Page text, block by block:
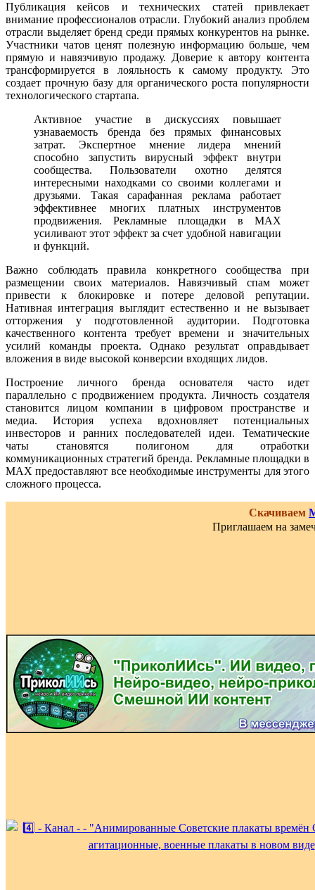
Публикация кейсов и технических статей привлекает
внимание профессионалов отрасли. Глубокий анализ проблем
отрасли выделяет бренд среди прямых конкурентов на рынке.
Участники чатов ценят полезную информацию больше, чем
прямую и навязчивую продажу. Доверие к автору контента
трансформируется в лояльность к самому продукту. Это
создает прочную базу для органического роста популярности
технологического стартапа.
Активное участие в дискуссиях повышает
узнаваемость бренда без прямых финансовых
затрат. Экспертное мнение лидера мнений
способно запустить вирусный эффект внутри
сообщества. Пользователи охотно делятся
интересными находками со своими коллегами и
друзьями. Такая сарафанная реклама работает
эффективнее многих платных инструментов
продвижения. Рекламные площадки в MAX
усиливают этот эффект за счет удобной навигации
и функций.
Важно соблюдать правила конкретного сообщества при
размещении своих материалов. Навязчивый спам может
привести к блокировке и потере деловой репутации.
Нативная интеграция выглядит естественно и не вызывает
отторжения у подготовленной аудитории. Подготовка
качественного контента требует времени и значительных
усилий команды проекта. Однако результат оправдывает
вложения в виде высокой конверсии входящих лидов.
Построение личного бренда основателя часто идет
параллельно с продвижением продукта. Личность создателя
становится лицом компании в цифровом пространстве и
медиа. История успеха вдохновляет потенциальных
инвесторов и ранних последователей идеи. Тематические
чаты становятся полигоном для отработки
коммуникационных стратегий бренда. Рекламные площадки в
MAX предоставляют все необходимые инструменты для этого
сложного процесса.
Скачиваем
Приглашаем на